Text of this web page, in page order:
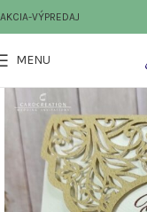
AKCIA-VÝPREDAJ
MENU